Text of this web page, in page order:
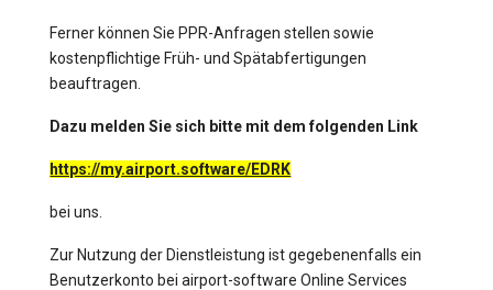
Ferner können Sie PPR-Anfragen stellen sowie
kostenpflichtige Früh- und Spätabfertigungen
beauftragen.
Dazu melden Sie sich bitte mit dem folgenden Link
https://my.airport.software/EDRK
bei uns.
Zur Nutzung der Dienstleistung ist gegebenenfalls ein
Benutzerkonto bei airport-software Online Services